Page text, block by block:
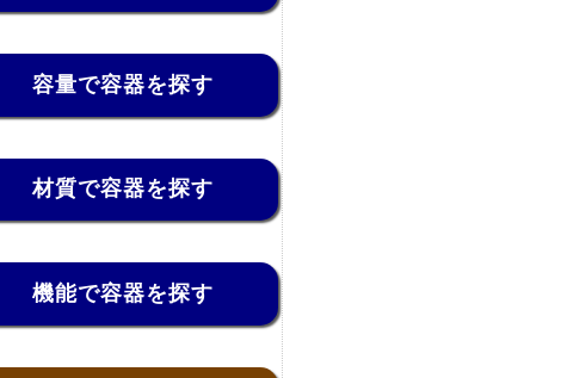
容量で容器を探す
材質で容器を探す
機能で容器を探す